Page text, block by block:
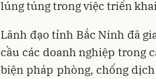
lúng túng trong việc triển
Lãnh đạo tỉnh Bắc Ninh đã
cầu các doanh nghiệp trong
biện pháp phòng, chống